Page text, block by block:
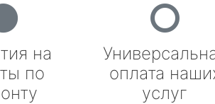
на
по
оплата
услуг